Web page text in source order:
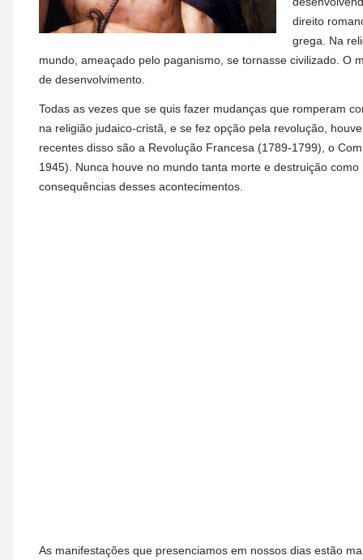
direito
grega. Na
mundo, ameaçado pelo paganismo, se tornasse civilizado. O
de desenvolvimento.
Todas as vezes que se quis fazer mudanças que romperam
na religião judaico-cristã, e se fez opção pela revolução,
recentes disso são a Revolução Francesa (1789-1799), o
1945). Nunca houve no mundo tanta morte e destruição
consequências desses acontecimentos.
As manifestações que presenciamos em nossos dias estão